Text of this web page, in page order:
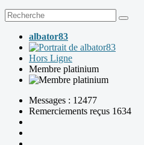
albator83
Hors Ligne
Membre platinium
Messages : 12477
Remerciements reçus 1634